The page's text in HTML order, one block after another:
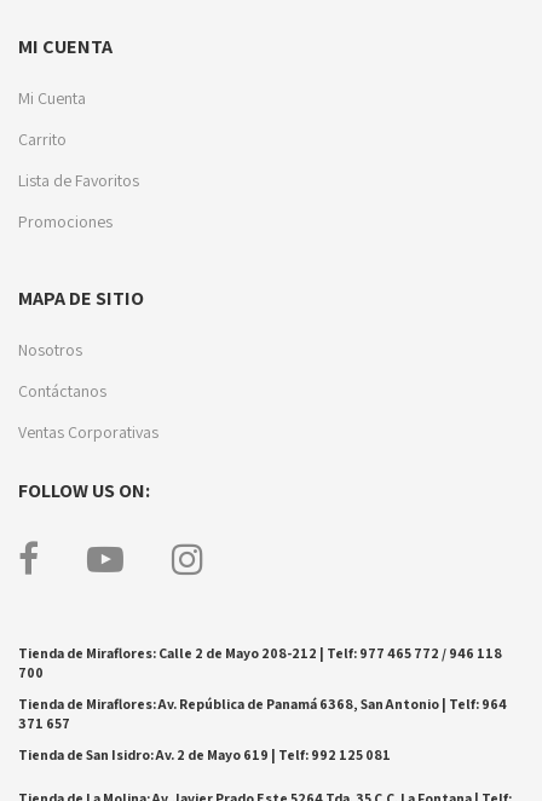
MI CUENTA
Mi Cuenta
Carrito
Lista de Favoritos
Promociones
MAPA DE SITIO
Nosotros
Contáctanos
Ventas Corporativas
FOLLOW US ON:
Tienda de Miraflores: Calle 2 de Mayo 208-212 | Telf: 977 465 772 / 946 118
700
Tienda de Miraflores: Av. República de Panamá 6368, San Antonio | Telf: 964
371 657
Tienda de San Isidro: Av. 2 de Mayo 619 | Telf: 992 125 081